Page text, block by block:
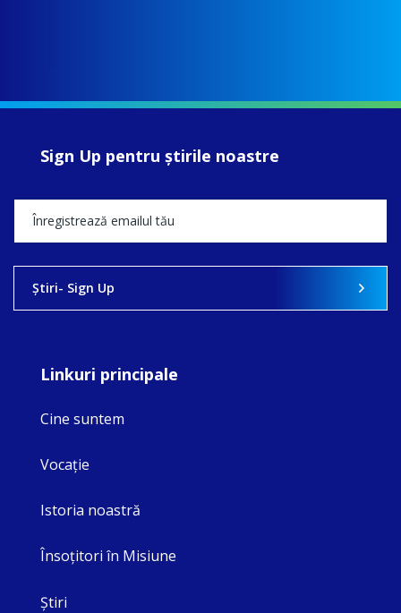
Sign Up pentru ştirile noastre
Ştiri- Sign Up
Linkuri principale
Cine suntem
Vocaţie
Istoria noastră
Însoţitori în Misiune
Ştiri